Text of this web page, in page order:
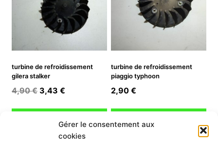
Gérer le consentement aux
cookies
turbine de refroidissement
gilera stalker
4,90€ Le
initial
était :
4,90 €.
3,43 €
actuel
est :
3,43 €.
turbine de refroidissement
piaggio typhoon
2,90 €